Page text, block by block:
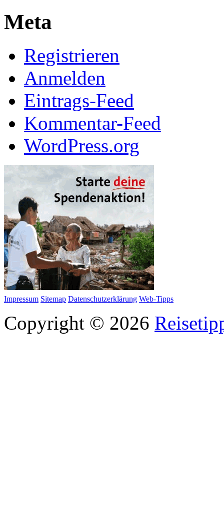
Meta
Registrieren
Anmelden
Eintrags-Feed
Kommentar-Feed
WordPress.org
Impressum Sitemap Datenschutzerklärung Web-Tipps
Copyright © 2026